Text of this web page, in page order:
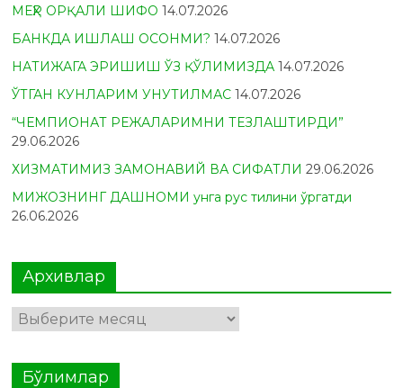
МЕҲР ОРҚАЛИ ШИФО 14.07.2026
БАНКДА ИШЛАШ ОСОНМИ? 14.07.2026
НАТИЖАГА ЭРИШИШ ЎЗ ҚЎЛИМИЗДА 14.07.2026
ЎТГАН КУНЛАРИМ УНУТИЛМАС 14.07.2026
“ЧЕМПИОНАТ РЕЖАЛАРИМНИ ТЕЗЛАШТИРДИ”
29.06.2026
ХИЗМАТИМИЗ ЗАМОНАВИЙ ВА СИФАТЛИ 29.06.2026
МИЖОЗНИНГ ДАШНОМИ унга рус тилини ўргатди
26.06.2026
Архивлар
Архивлар
Бўлимлар